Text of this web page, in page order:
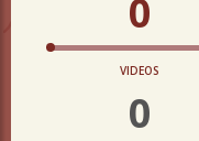
0
VIDEOS
0